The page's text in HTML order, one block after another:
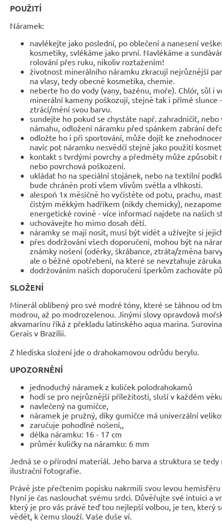
POUŽITÍ
Náramek:
navlékejte jako poslední, po oblečení a nanesení
kosmetiky, svlékáme jako první. Navlékáme a
rolování přes ruku, nikoliv roztažením!
životnost minerálního náramku zkracují nejrůznější
na vlasy, tedy obecně kosmetika, chemie.
neberte ho do vody (vany, bazénu, moře). Chlór, sůl i
minerální kameny poškozují, stejně tak i přímé slunce
ztrácí/mění svou barvu.
sundejte ho pokud se chystáte např. zahradničit,
námahu, odložení náramku před spánkem zabrání
odložte ho i při sportování, může dojít ke
navíc pot náramku nesvědčí stejně jako použití
kontakt s tvrdými povrchy a předměty může způsobit
nebo povrchová poškození.
ukládat ho na speciální stojánek, nebo na textilní
bude chráněn proti všem vlivům světla a vlhkosti.
alespoň 1x měsíčně ho vyčistěte od potu, prachu,
čistým měkkým hadříkem (nikdy chemicky),
energetické rovině - více informací najdete na našich
uchovávejte ho mimo dosah dětí.
náramky se mají nosit, musí být vidět a užívejte si
přes dodržování všech doporučení, mohou být na
známky nošení (oděrky, škrábance, ztráta/změna
ale o běžné opotřebení, na které se nevztahuje
dodržováním našich doporučení šperkům zachováte
SLOŽENÍ
Minerál oblíbený pro své modré tóny, které se táhnou od
modrou, až po modrozelenou. Jinými slovy opravdová
akvamarínu říká z překladu latinského aqua marina.
Gerais v Brazílii.
Z hlediska složení jde o drahokamovou odrůdu berylu.
UPOZORNĚNÍ
jednoduchý náramek z kuliček polodrahokamů
hodí se pro nejrůznější příležitosti, sluší v každém
navlečený na gumičce,
náramek je pružný, díky gumičce má univerzální
zaručuje pohodlné nošení,,
délka náramku: 16 - 17 cm
průměr kuličky na náramku: 6 mm
Jedná se o přírodní materiál. Jeho barva a struktura se
ilustrační fotografie.
Právě jste přečtením popisku nakrmili svou levou
Nyní je čas naslouchat svému srdci. Důvěřujte své intuici a
který je pro vás právě teď tou nejlepší volbou, je ten, který
vědět, k čemu slouží. Vaše duše ví.